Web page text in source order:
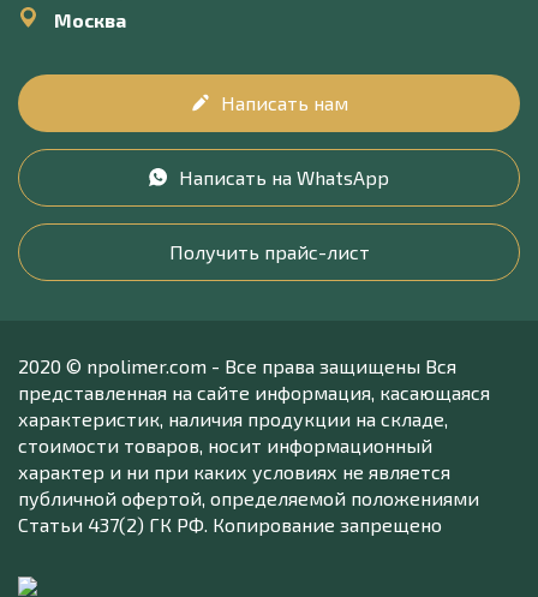
Москва
Написать нам
Написать на WhatsApp
Получить прайс-лист
2020 © npolimer.com - Все права защищены Вся
представленная на сайте информация, касающаяся
характеристик, наличия продукции на складе,
стоимости товаров, носит информационный
характер и ни при каких условиях не является
публичной офертой, определяемой положениями
Статьи 437(2) ГК РФ. Копирование запрещено